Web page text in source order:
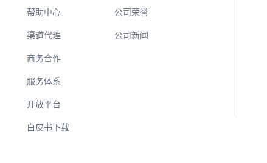
帮助中心
渠道代理
商务合作
服务体系
开放平台
白皮书下载
公司荣誉
公司新闻